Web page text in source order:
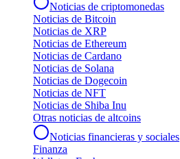
Noticias de criptomonedas
Noticias de Bitcoin
Noticias de XRP
Noticias de Ethereum
Noticias de Cardano
Noticias de Solana
Noticias de Dogecoin
Noticias de NFT
Noticias de Shiba Inu
Otras noticias de altcoins
Noticias financieras y sociales
Finanza